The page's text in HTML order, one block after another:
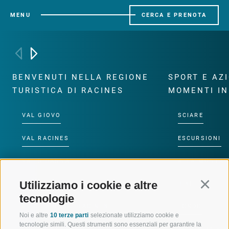
Utilizziamo i cookie e altre
tecnologie
Noi e altre 10 terze parti selezionate utilizziamo cookie e
tecnologie simili. Questi strumenti sono essenziali per garantire la
MENU CERCA E PRENOTA
BENVENUTI NELLA REGIONE
TURISTICA DI RACINES
VAL GIOVO
VAL RACINES
VAL RIDANNA
IMPIANTI DI RISALITA
SCUOLA DI SCI RACINES
SPORT E
MOMENTI
SCIARE
ESCURSIONI
ALTA